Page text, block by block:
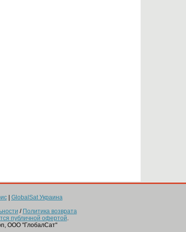
| GlobalSat Украина
/ Политика возврата
публичной офертой.
ООО "ГлобалСат"